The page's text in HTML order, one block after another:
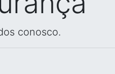
conosco.